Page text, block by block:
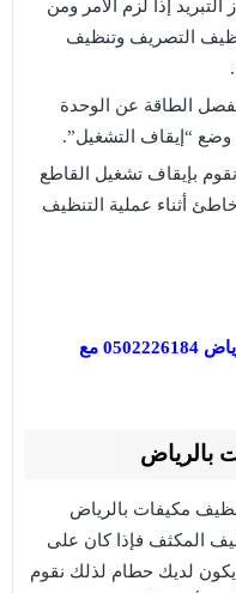
إذا لزم الأمر ومن
التصريف وتنظيف
الطاقة عن الوحدة
وضع “إيقاف التشغيل”.
بإيقاف تشغيل القاطع
أثناء عملية التنظيف
شركة مكافحة حشرات بالرياض 0502226184 مع
بالرياض
مكيفات بالرياض
المكثف فإذا كان على
لديك حطام لذلك نقوم